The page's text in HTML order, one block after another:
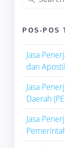
for:
POS-POS
Jasa
dan
Jasa
Daerah
Jasa